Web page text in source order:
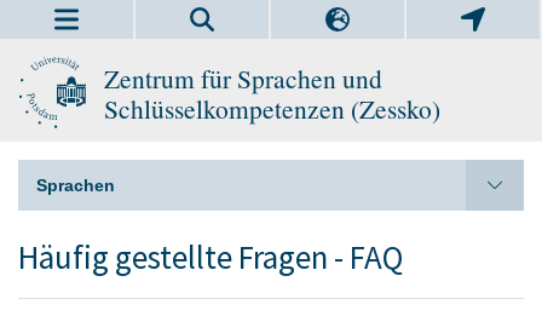
Zentrum für Sprachen und
Schlüsselkompetenzen (Zessko)
Sprachen
Häufig gestellte Fragen - FAQ